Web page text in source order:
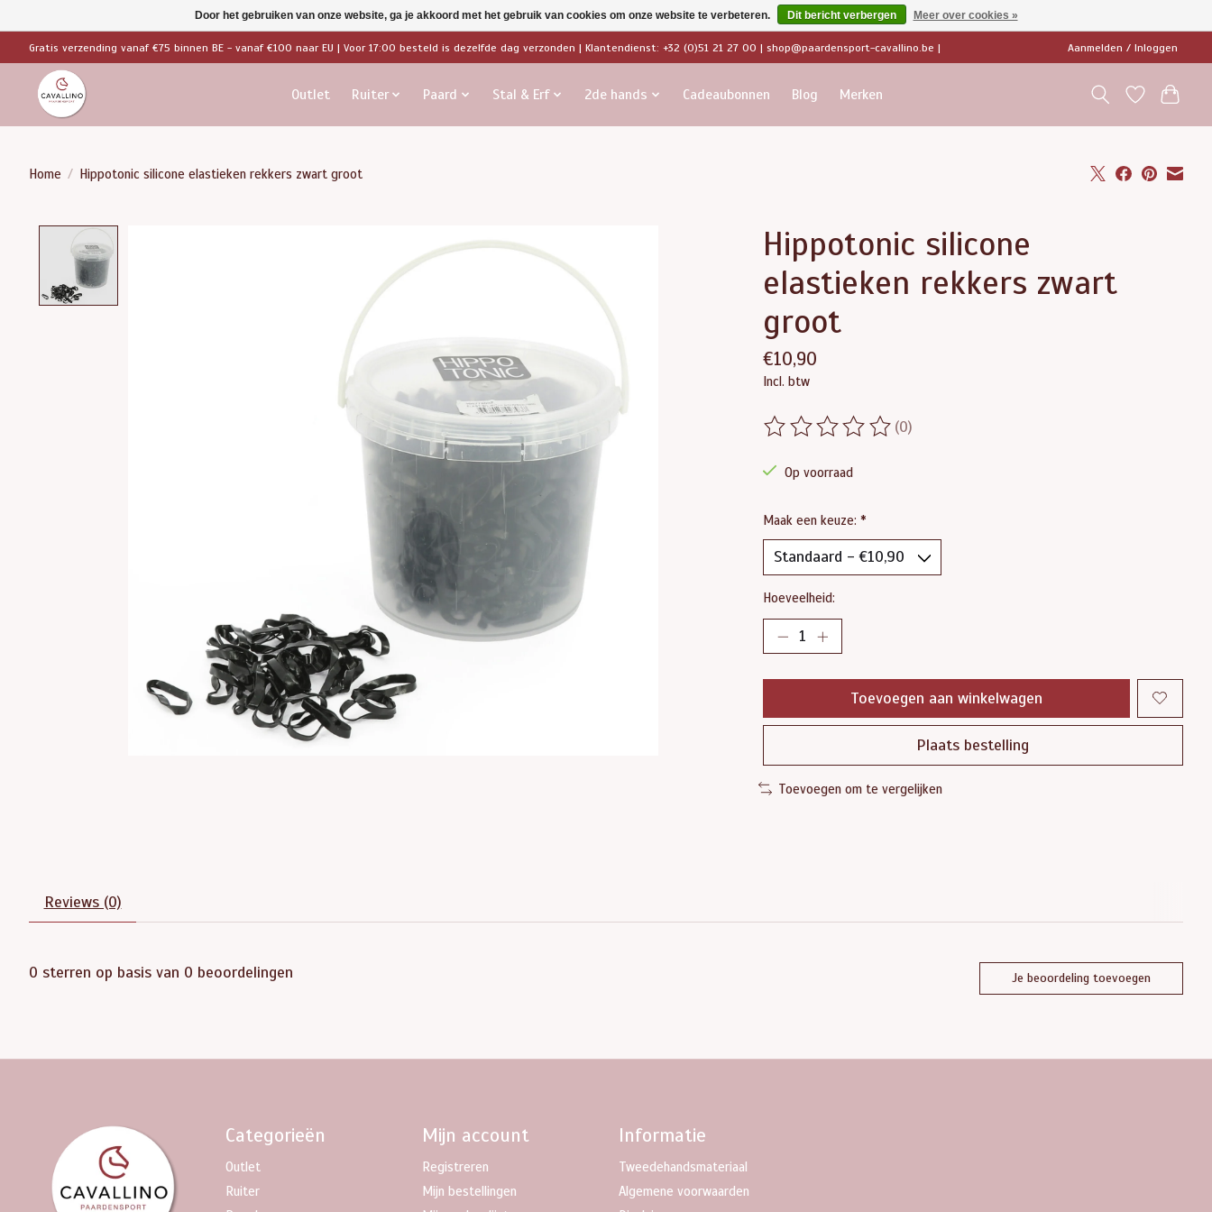
Gratis verzending vanaf €75 binnen BE - vanaf €100 naar EU | Voor 17:00 besteld is dezelfde dag verzonden | Klantendienst: +32 (0)51 21 27 00 | shop@paardensport-cavallino.be | Aanmelden / Inloggen
Outlet Ruiter Paard Stal & Erf 2de hands Cadeaubonnen Blog Merken
Home / Hippotonic silicone elastieken rekkers zwart groot
Hippotonic silicone
elastieken rekkers zwart
groot
€10,90
Incl. btw
De beoordeling van dit product is
(0)
Op voorraad
Maak een keuze: *
Hoeveelheid:
Toevoegen aan winkelwagen
Plaats bestelling
Toevoegen om te vergelijken
Reviews (0)
0 sterren op basis van 0 beoordelingen Je beoordeling toevoegen
Categorieën
Outlet
Ruiter
Mijn account
Registreren
Mijn bestellingen
Informatie
Tweedehandsmateriaal
Algemene voorwaarden
Door het gebruiken van onze website, ga je akkoord met het gebruik van cookies om onze website te verbeteren. Dit bericht verbergen Meer over cookies »